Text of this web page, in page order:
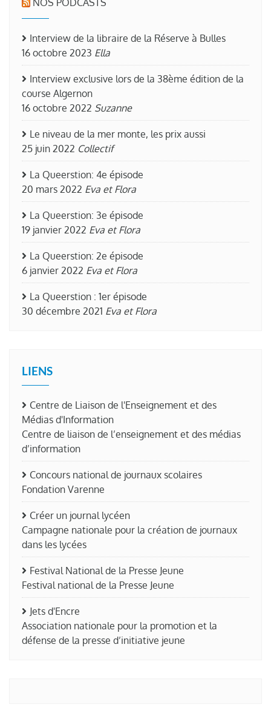
Interview de la libraire de la Réserve à Bulles
16 octobre 2023 Ella
Interview exclusive lors de la 38ème édition de la
course Algernon
16 octobre 2022 Suzanne
Le niveau de la mer monte, les prix aussi
25 juin 2022 Collectif
La Queerstion: 4e épisode
20 mars 2022 Eva et Flora
La Queerstion: 3e épisode
19 janvier 2022 Eva et Flora
La Queerstion: 2e épisode
6 janvier 2022 Eva et Flora
La Queerstion : 1er épisode
30 décembre 2021 Eva et Flora
LIENS
Centre de Liaison de l'Enseignement et des
Médias d'Information
Centre de liaison de l’enseignement et des médias
d’information
Concours national de journaux scolaires
Fondation Varenne
Créer un journal lycéen
Campagne nationale pour la création de journaux
dans les lycées
Festival National de la Presse Jeune
Festival national de la Presse Jeune
Jets d'Encre
Association nationale pour la promotion et la
défense de la presse d’initiative jeune